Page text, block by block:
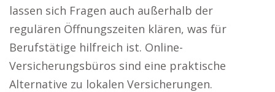
lassen sich Fragen auch außerhalb der
regulären Öffnungszeiten klären, was für
Berufstätige hilfreich ist. Online-
Versicherungsbüros sind eine praktische
Alternative zu lokalen Versicherungen.